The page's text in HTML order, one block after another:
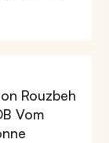
Rouzbeh
Vom